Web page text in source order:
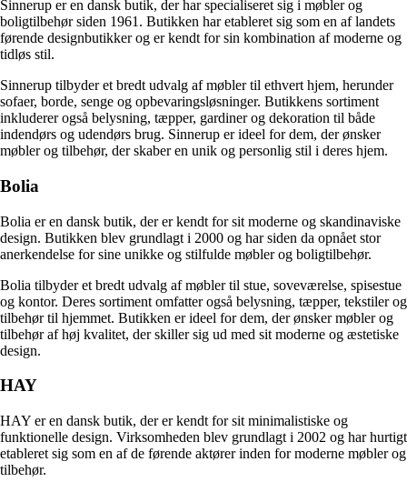
Sinnerup er en dansk butik, der har specialiseret sig i møbler og
boligtilbehør siden 1961. Butikken har etableret sig som en af landets
førende designbutikker og er kendt for sin kombination af moderne og
tidløs stil.
Sinnerup tilbyder et bredt udvalg af møbler til ethvert hjem, herunder
sofaer, borde, senge og opbevaringsløsninger. Butikkens sortiment
inkluderer også belysning, tæpper, gardiner og dekoration til både
indendørs og udendørs brug. Sinnerup er ideel for dem, der ønsker
møbler og tilbehør, der skaber en unik og personlig stil i deres hjem.
Bolia
Bolia er en dansk butik, der er kendt for sit moderne og skandinaviske
design. Butikken blev grundlagt i 2000 og har siden da opnået stor
anerkendelse for sine unikke og stilfulde møbler og boligtilbehør.
Bolia tilbyder et bredt udvalg af møbler til stue, soveværelse, spisestue
og kontor. Deres sortiment omfatter også belysning, tæpper, tekstiler og
tilbehør til hjemmet. Butikken er ideel for dem, der ønsker møbler og
tilbehør af høj kvalitet, der skiller sig ud med sit moderne og æstetiske
design.
HAY
HAY er en dansk butik, der er kendt for sit minimalistiske og
funktionelle design. Virksomheden blev grundlagt i 2002 og har hurtigt
etableret sig som en af de førende aktører inden for moderne møbler og
tilbehør.